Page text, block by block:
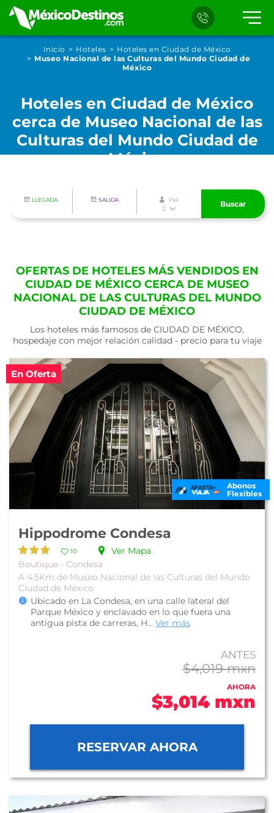
Inicio Hoteles
Hoteles en Ciudad de México
Museo Nacional de las Culturas del Mundo Ciudad de
México
Hoteles en Ciudad de México
cerca de Museo Nacional de las
Culturas del Mundo Ciudad de
México
LLEGADA SALIDA Pax
2
Buscar
OFERTAS DE HOTELES MÁS VENDIDOS EN
CIUDAD DE MÉXICO CERCA DE MUSEO
NACIONAL DE LAS CULTURAS DEL MUNDO
CIUDAD DE MÉXICO
Los hoteles más famosos de CIUDAD DE MÉXICO,
hospedaje con mejor relación calidad - precio para tu viaje
En Oferta
Abonos
Flexibles
Hippodrome Condesa
10
Ver Mapa
Boutique - Condesa
A 4.5Km de Museo Nacional de las Culturas del Mundo
Ciudad de México
Ubicado en La Condesa, en una calle lateral del
Parque México y enclavado en lo que fuera una
antigua pista de carreras, H... Ver más
ANTES
$4,019 mxn
AHORA
$3,014 mxn
RESERVAR AHORA